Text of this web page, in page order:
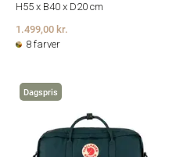
H55 x B40 x D20 cm
1.499,00 kr.
8 farver
Dagspris